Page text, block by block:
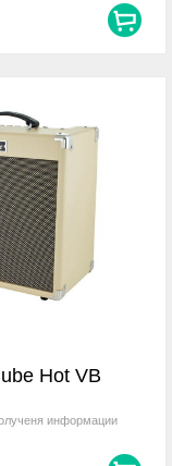
Hot VB
информации